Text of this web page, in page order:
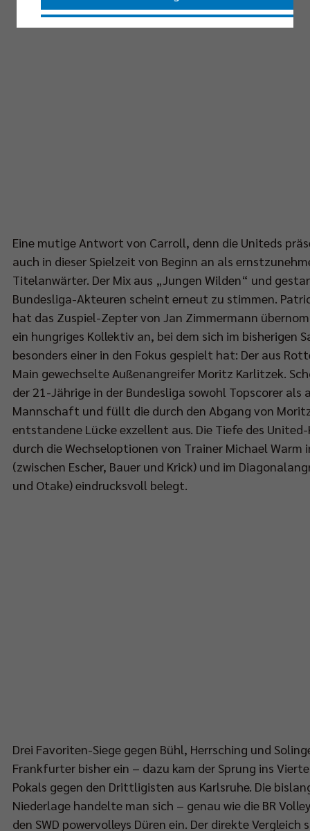
Eine mutige Antwort von Carroll, denn die Uniteds
auch in dieser Spielzeit von Beginn an als
Titelanwärter. Der Mix aus „Jungen Wilden“ und
Bundesliga-Akteuren scheint erneut zu stimmen.
hat das Zuspiel-Zepter von Jan Zimmermann
ein hungriges Kollektiv an, bei dem sich im bisherigen
besonders einer in den Fokus gespielt hat: Der aus
Main gewechselte Außenangreifer Moritz Karlitzek.
der 21-Jährige in der Bundesliga sowohl Topscorer als
Mannschaft und füllt die durch den Abgang von
entstandene Lücke exzellent aus. Die Tiefe des United-
durch die Wechseloptionen von Trainer Michael
(zwischen Escher, Bauer und Krick) und im
und Otake) eindrucksvoll belegt.
Drei Favoriten-Siege gegen Bühl, Herrsching und
Frankfurter bisher ein – dazu kam der Sprung ins
Pokals gegen den Drittligisten aus Karlsruhe. Die
Niederlage handelte man sich – genau wie die BR
den SWD powervolleys Düren ein. Der direkte Vergleich
Nur essenzielle Cookies akzeptieren